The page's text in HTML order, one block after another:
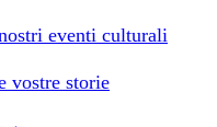
eventi culturali
vostre storie